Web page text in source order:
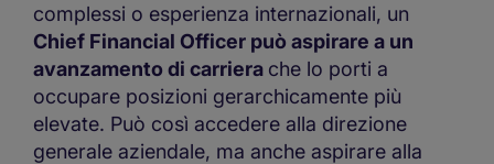
complessi o esperienza internazionali, un
Chief Financial Officer può aspirare a un
avanzamento di carriera che lo porti a
occupare posizioni gerarchicamente più
elevate. Può così accedere alla direzione
generale aziendale, ma anche aspirare alla